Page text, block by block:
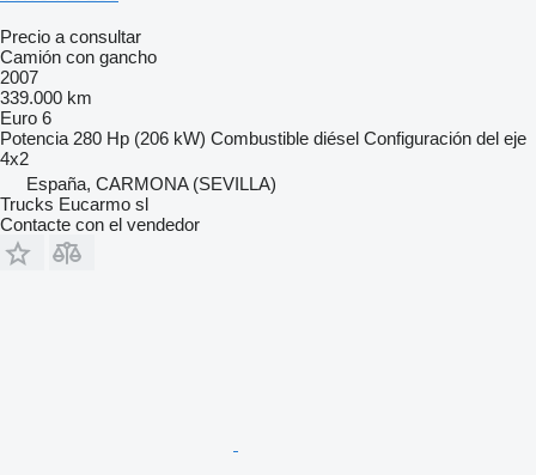
Precio a consultar
Camión con gancho
2007
339.000 km
Euro 6
Potencia 280 Hp (206 kW) Combustible diésel Configuración del eje
4x2
España, CARMONA (SEVILLA)
Trucks Eucarmo sl
Contacte con el vendedor